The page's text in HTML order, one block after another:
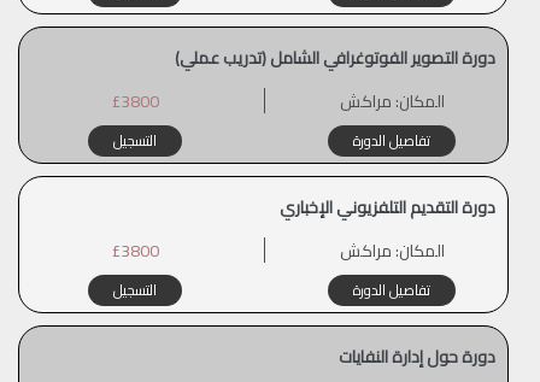
دورة التصوير الفوتوغرافي الشامل (تدريب عملي)
المكان:مراكش £3800
تفاصيل الدورة التسجيل
دورة التقديم التلفزيوني الإخباري
المكان:مراكش £3800
تفاصيل الدورة التسجيل
دورة حول إدارة النفايات